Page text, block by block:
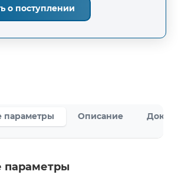
о поступлении
параметры Описание
параметры